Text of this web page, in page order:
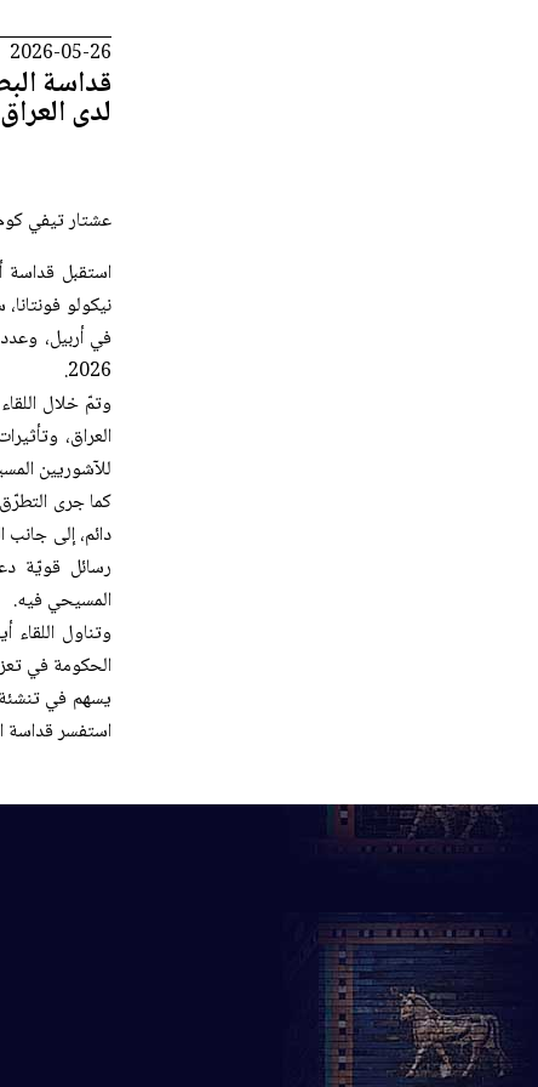
2026-05-26
قداسة
لدى العراق
عشتار تيفي
استقبل قداسة
نيكولو
2026.
وتمّ خلال
العراق،
للآشوريين
دائم، إلى جانب
رسائل قويّة
المسيحي فيه.
وتناول
الحكومة في
يسهم في تنشئة
استفسر قداسة